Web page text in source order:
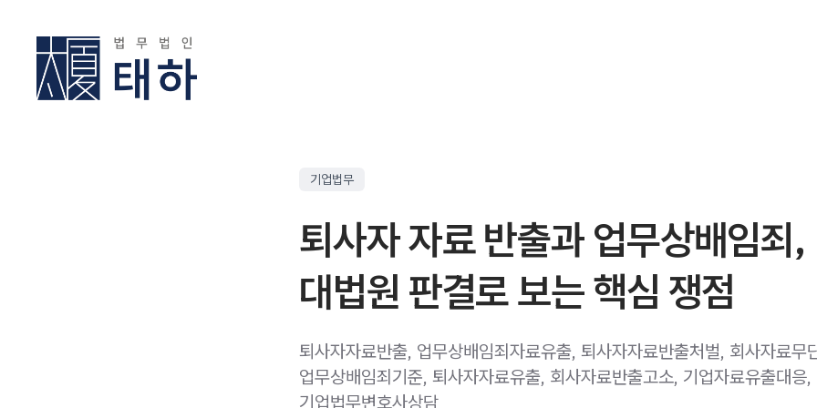
기업법무
퇴사자 자료 반출과 업무상배임죄,
대법원 판결로 보는 핵심 쟁점
퇴사자자료반출, 업무상배임죄자료유출, 퇴사자자료반출처벌, 회사자료무
업무상배임죄기준, 퇴사자자료유출, 회사자료반출고소, 기업자료유출대응,
기업법무변호사상담